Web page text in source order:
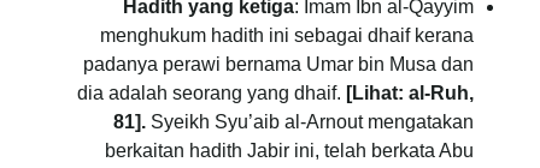
Hadith yang ketiga: Imam Ibn al-Qayyim
menghukum hadith ini sebagai dhaif kerana
padanya perawi bernama Umar bin Musa dan
dia adalah seorang yang dhaif. [Lihat: al-Ruh,
81]. Syeikh Syu’aib al-Arnout mengatakan
berkaitan hadith Jabir ini, telah berkata Abu